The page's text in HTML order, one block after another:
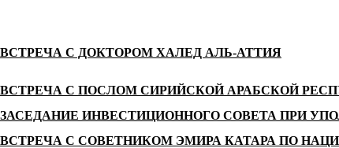
ВСТРЕЧА С ДОКТОРОМ ХАЛЕД АЛЬ-АТТИЯ
ВСТРЕЧА С ПОСЛОМ СИРИЙСКОЙ АРАБСКОЙ
ЗАСЕДАНИЕ ИНВЕСТИЦИОННОГО СОВЕТА ПРИ
ВСТРЕЧА С СОВЕТНИКОМ ЭМИРА КАТАРА ПО